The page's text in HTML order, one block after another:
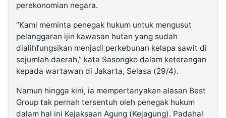
perekonomian negara.
“Kami meminta penegak hukum untuk mengusut
pelanggaran ijin kawasan hutan yang sudah
dialihfungsikan menjadi perkebunan kelapa sawit di
sejumlah daerah,” kata Sasongko dalam keterangan
kepada wartawan di Jakarta, Selasa (29/4).
Namun hingga kini, ia mempertanyakan alasan Best
Group tak pernah tersentuh oleh penegak hukum
dalam hal ini Kejaksaan Agung (Kejagung). Padahal